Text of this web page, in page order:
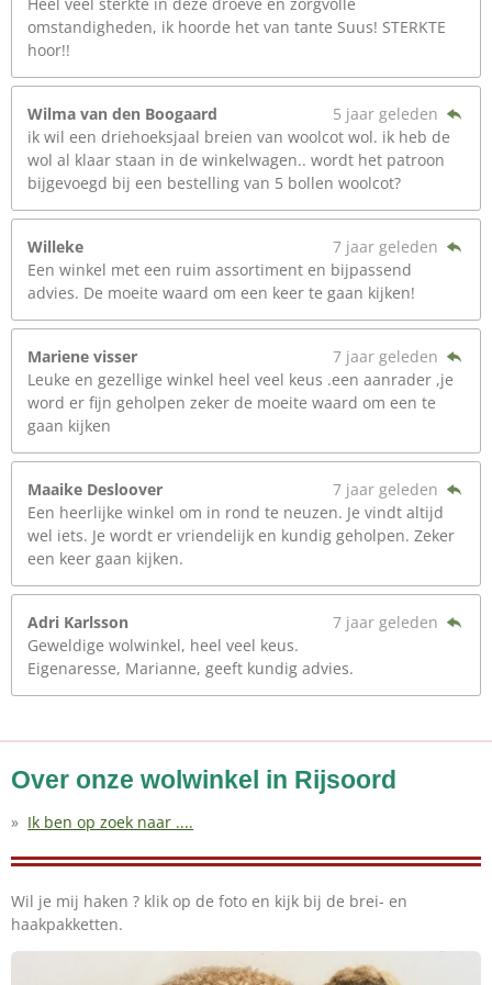
Heel veel sterkte in deze droeve en zorgvolle
omstandigheden, ik hoorde het van tante Suus! STERKTE
hoor!!
Wilma van den Boogaard
5 jaar geleden
ik wil een driehoeksjaal breien van woolcot wol. ik heb de
wol al klaar staan in de winkelwagen.. wordt het patroon
bijgevoegd bij een bestelling van 5 bollen woolcot?
Willeke
7 jaar geleden
Een winkel met een ruim assortiment en bijpassend
advies. De moeite waard om een keer te gaan kijken!
Mariene visser
7 jaar geleden
Leuke en gezellige winkel heel veel keus .een aanrader ,je
word er fijn geholpen zeker de moeite waard om een te
gaan kijken
Maaike Desloover
7 jaar geleden
Een heerlijke winkel om in rond te neuzen. Je vindt altijd
wel iets. Je wordt er vriendelijk en kundig geholpen. Zeker
een keer gaan kijken.
Adri Karlsson
7 jaar geleden
Geweldige wolwinkel, heel veel keus.
Eigenaresse, Marianne, geeft kundig advies.
Over onze wolwinkel in Rijsoord
Ik ben op zoek naar ....
Wil je mij haken ? klik op de foto en kijk bij de brei- en
haakpakketten.